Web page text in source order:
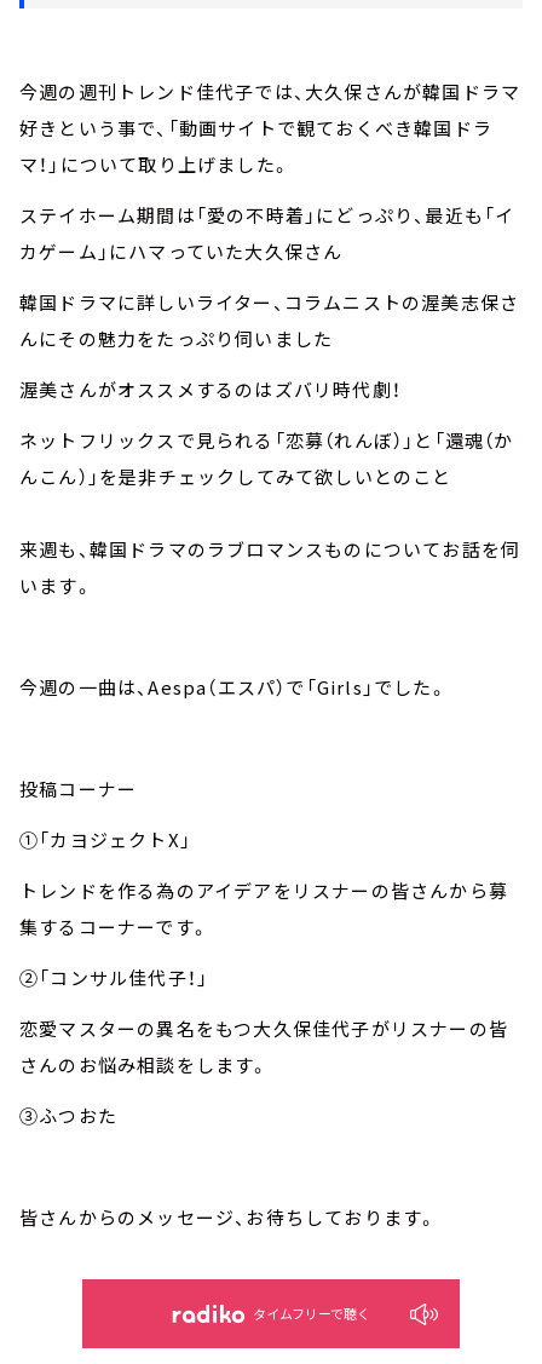
今週の週刊トレンド佳代子では、大久保さんが韓国ドラマ
好きという事で、「動画サイトで観ておくべき韓国ドラ
マ！」について取り上げました。
ステイホーム期間は「愛の不時着」にどっぷり、最近も「イ
カゲーム」にハマっていた大久保さん
韓国ドラマに詳しいライター、コラムニストの渥美志保さ
んにその魅力をたっぷり伺いました
渥美さんがオススメするのはズバリ時代劇！
ネットフリックスで見られる「恋募（れんぼ）」と「還魂（か
んこん）」を是非チェックしてみて欲しいとのこと
来週も、韓国ドラマのラブロマンスものについてお話を伺
います。
今週の一曲は、Aespa（エスパ）で「Girls」でした。
投稿コーナー
①「カヨジェクトX」
トレンドを作る為のアイデアをリスナーの皆さんから募
集するコーナーです。
②「コンサル佳代子！」
恋愛マスターの異名をもつ大久保佳代子がリスナーの皆
さんのお悩み相談をします。
③ふつおた
皆さんからのメッセージ、お待ちしております。
タイムフリーで聴く